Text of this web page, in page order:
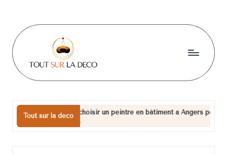
content
T
u
t
Tout sur la deco
Pourquoi choisir un peintre en bâtiment à Angers pour vos projets